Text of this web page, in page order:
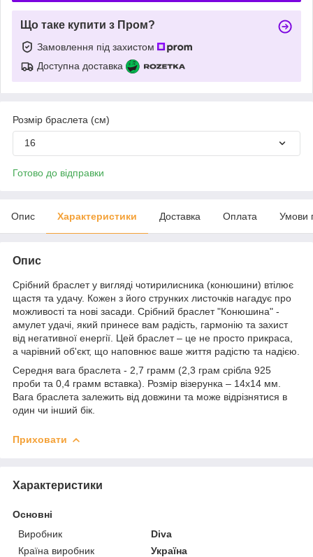
Що таке купити з Пром?
Замовлення під захистом
Доступна доставка
Розмір браслета (см)
16
Готово до відправки
Опис Характеристики Доставка Оплата Умови
Опис
Срібний браслет у вигляді чотирилисника (конюшини) втілює
щастя та удачу. Кожен з його струнких листочків нагадує про
можливості та нові засади. Срібний браслет "Конюшина" -
амулет удачі, який принесе вам радість, гармонію та захист
від негативної енергії. Цей браслет – це не просто прикраса,
а чарівний об'єкт, що наповнює ваше життя радістю та надією.
Середня вага браслета - 2,7 грамм (2,3 грам срібла 925
проби та 0,4 грамм вставка). Розмір візерунка – 14х14 мм.
Вага браслета залежить від довжини та може відрізнятися в
один чи інший бік.
Приховати
Характеристики
Основні
Виробник
Diva
Країна виробник
Україна